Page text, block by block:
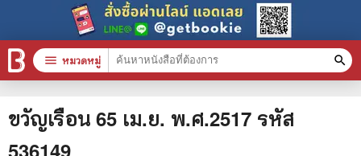
ขวัญเรือน 65 เม.ย. พ.ศ.2517 รหัส
536149
menu หมวดหมู่ search
หมวดหมู่สินค้า